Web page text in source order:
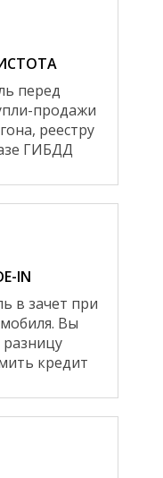
перед
продажи
реестру
ГИБДД
IN
в зачет при
Вы
кредит